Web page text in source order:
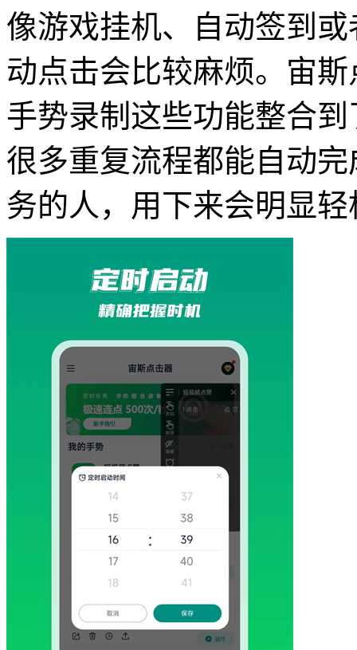
像游戏挂机、自动签到
动点击会比较麻烦。宙
手势录制这些功能整合
很多重复流程都能自动
务的人，用下来会明显